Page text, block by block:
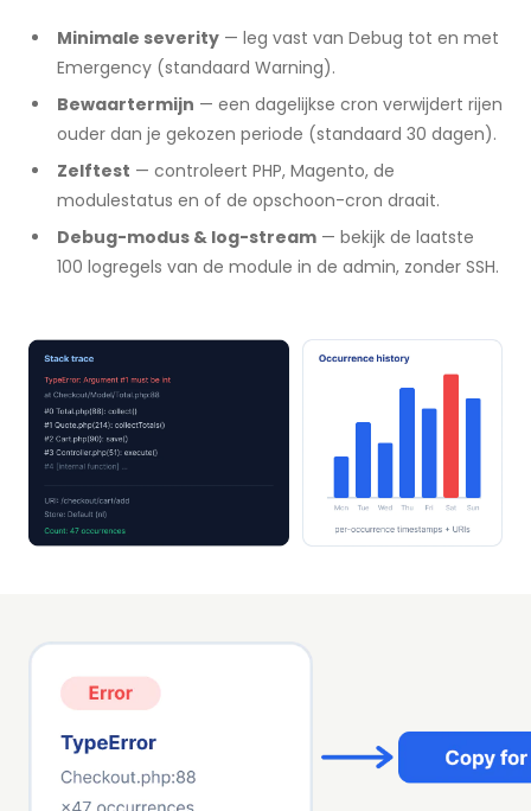
Minimale severity — leg vast van Debug tot en met
Emergency (standaard Warning).
Bewaartermijn — een dagelijkse cron verwijdert rijen
ouder dan je gekozen periode (standaard 30 dagen).
Zelftest — controleert PHP, Magento, de
modulestatus en of de opschoon-cron draait.
Debug-modus & log-stream — bekijk de laatste
100 logregels van de module in de admin, zonder SSH.